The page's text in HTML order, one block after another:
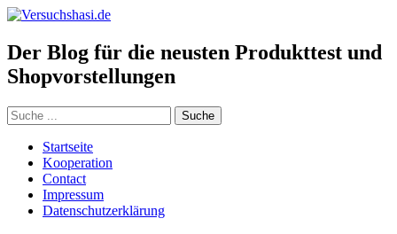
Der Blog für die neusten Produkttest und
Shopvorstellungen
Startseite
Kooperation
Contact
Impressum
Datenschutzerklärung